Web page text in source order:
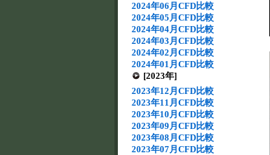
2024年06月CFD比較
2024年05月CFD比較
2024年04月CFD比較
2024年03月CFD比較
2024年02月CFD比較
2024年01月CFD比較
[2023年]
2023年12月CFD比較
2023年11月CFD比較
2023年10月CFD比較
2023年09月CFD比較
2023年08月CFD比較
2023年07月CFD比較